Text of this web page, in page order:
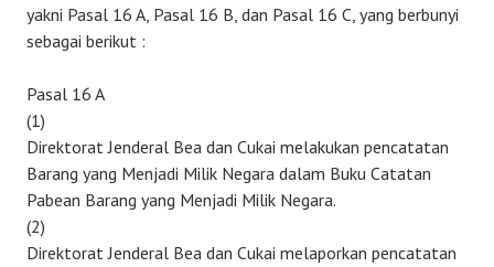
yakni Pasal 16 A, Pasal 16 B, dan Pasal 16 C, yang berbunyi
sebagai berikut :
Pasal 16 A
(1)
Direktorat Jenderal Bea dan Cukai melakukan pencatatan
Barang yang Menjadi Milik Negara dalam Buku Catatan
Pabean Barang yang Menjadi Milik Negara.
(2)
Direktorat Jenderal Bea dan Cukai melaporkan pencatatan